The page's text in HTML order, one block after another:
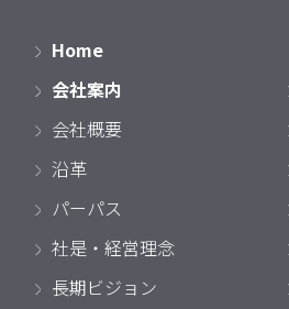
Home
会社案内
会社概要
沿革
パーパス
社是・経営理念
長期ビジョン